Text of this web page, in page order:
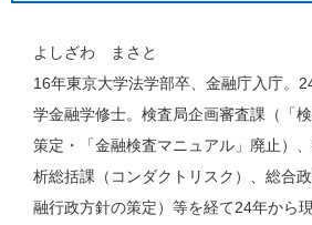
よしざわ まさと
16年東京大学法学部卒、金融庁入庁。
学金融学修士。検査局企画審査課（「検
策定・「金融検査マニュアル」廃止）
析総括課（コンダクトリスク）、総合
融行政方針の策定）等を経て24年から現